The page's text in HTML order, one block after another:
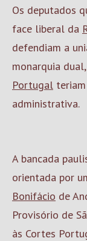
Os deputados
face liberal da
defendiam a
monarquia
Portugal
administrativa.
A bancada
orientada por
Bonifácio de
Provisório de
às Cortes